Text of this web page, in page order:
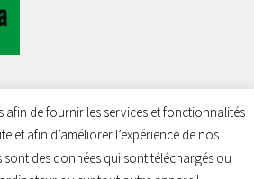
© 2026. Tous droits réservés.
afin de fournir les services et fonctionnalités
et afin d’améliorer l’expérience de nos
sont des données qui sont téléchargés ou